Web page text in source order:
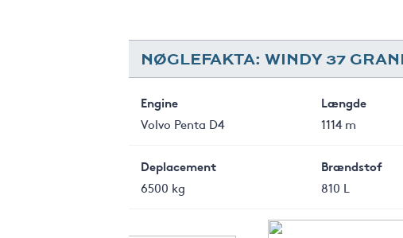
NØGLEFAKTA: WINDY 37
Engine
Volvo Penta D4
Længde
1114 m
Deplacement
6500 kg
Brændstof
810 L